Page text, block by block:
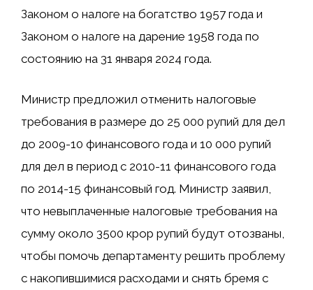
Законом о налоге на богатство 1957 года и
Законом о налоге на дарение 1958 года по
состоянию на 31 января 2024 года.
Министр предложил отменить налоговые
требования в размере до 25 000 рупий для дел
до 2009-10 финансового года и 10 000 рупий
для дел в период с 2010-11 финансового года
по 2014-15 финансовый год. Министр заявил,
что невыплаченные налоговые требования на
сумму около 3500 крор рупий будут отозваны,
чтобы помочь департаменту решить проблему
с накопившимися расходами и снять бремя с